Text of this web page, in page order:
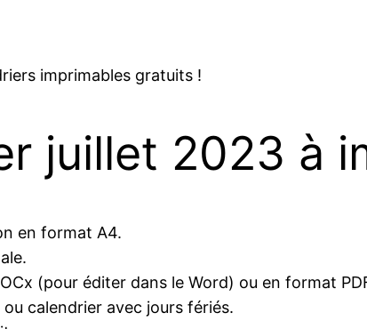
imprimables gratuits !
juillet 2023 à
en format A4.
(pour éditer dans le Word) ou en format
calendrier avec jours fériés.